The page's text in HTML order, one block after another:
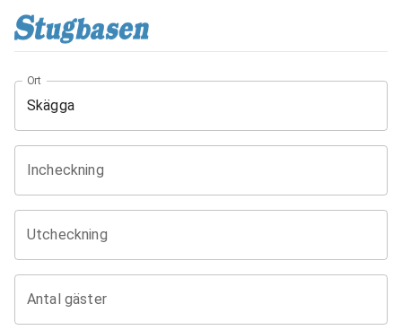
Ort
Incheckning
Utcheckning
Antal gäster